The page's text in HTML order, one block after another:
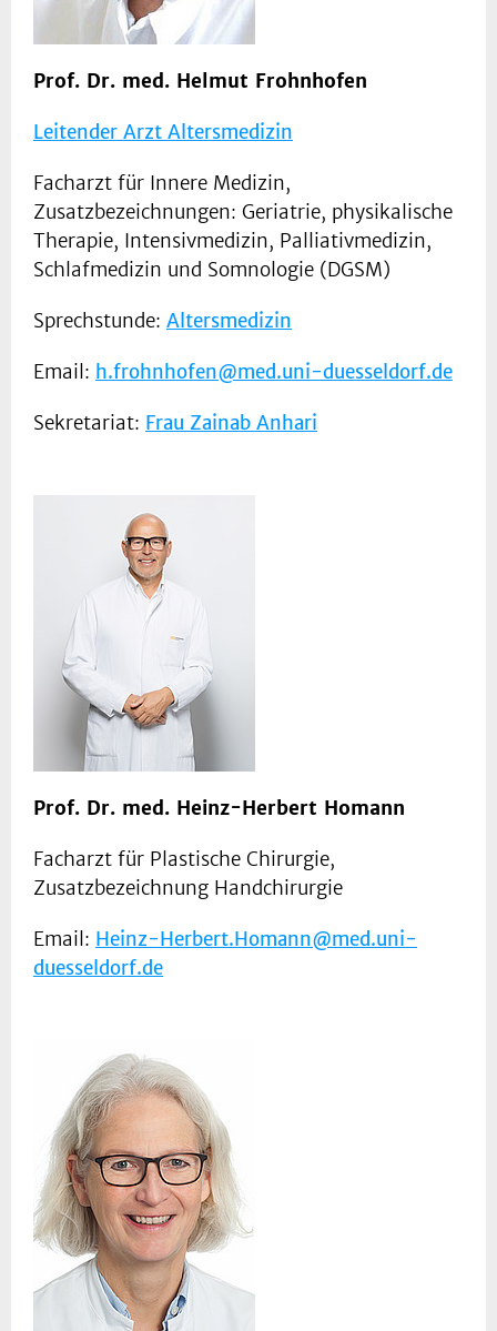
Prof. Dr. med. Helmut Frohnhofen
Leitender Arzt Altersmedizin
Facharzt für Innere Medizin,
Zusatzbezeichnungen: Geriatrie, physikalische
Therapie, Intensivmedizin, Palliativmedizin,
Schlafmedizin und Somnologie (DGSM)
Sprechstunde: Altersmedizin
Email: h.frohnhofen@med.uni-duesseldorf.de
Sekretariat: Frau Zainab Anhari
Prof. Dr. med. Heinz-Herbert Homann
Facharzt für Plastische Chirurgie,
Zusatzbezeichnung Handchirurgie
Email: Heinz-Herbert.Homann@med.uni-
duesseldorf.de